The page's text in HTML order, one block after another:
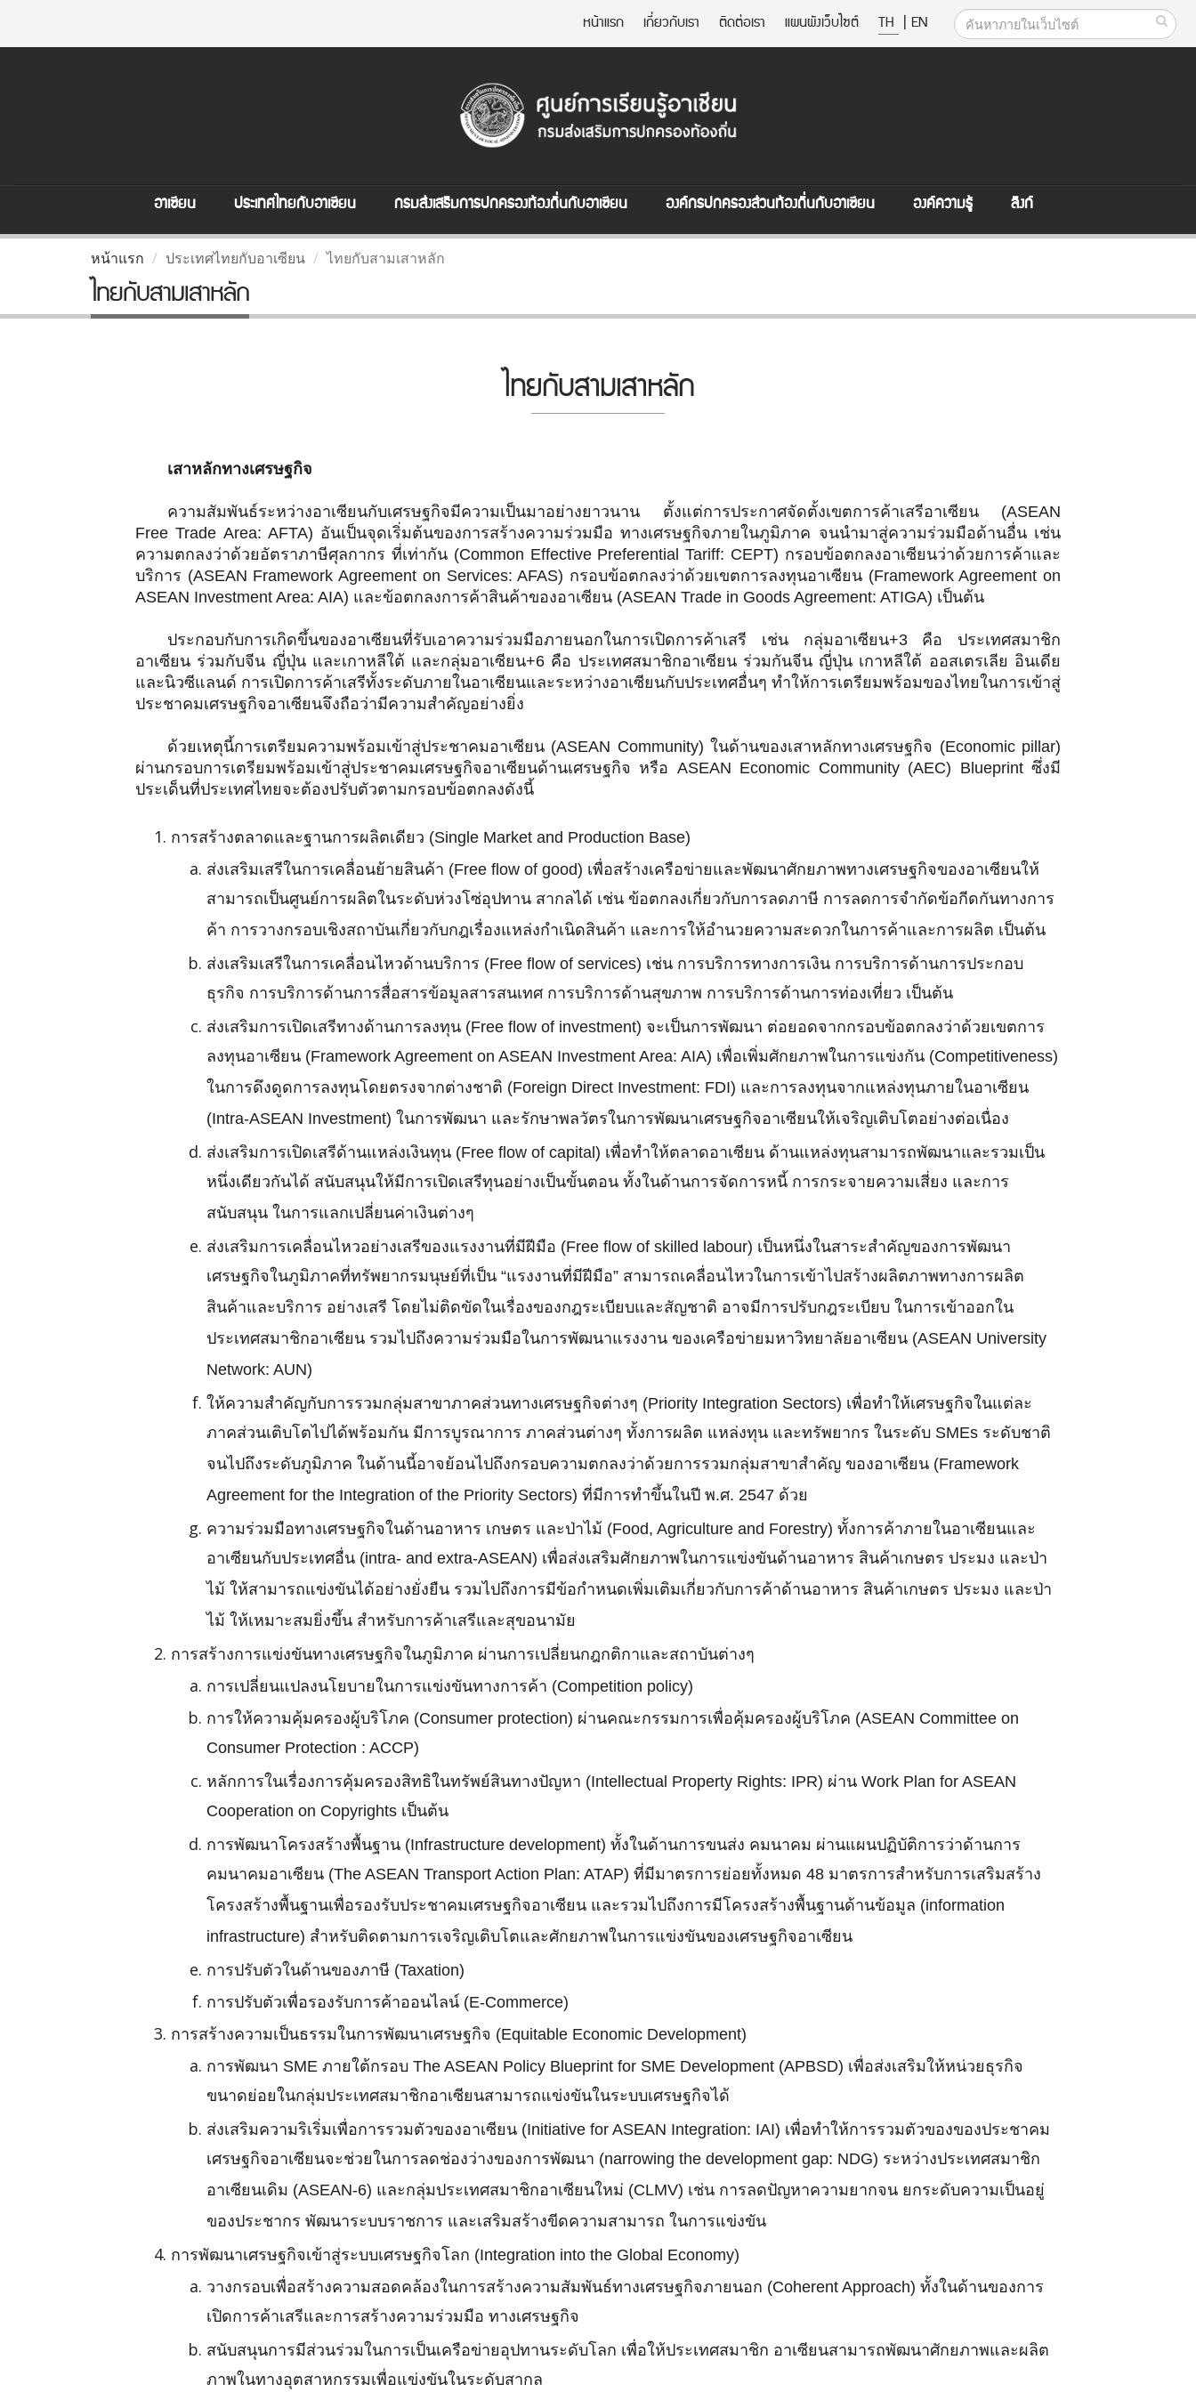
หน้าแรก เกี่ยวกับเรา ติดต่อเรา แผนผังเว็บไซต์ TH | EN
อาเซียน ประเทศไทยกับอาเซียน กรมส่งเสริมการปกครองท้องถิ่นกับอาเซียน องค์กรปกครองส่วนท้องถิ่นกับอาเซียน องค์ความรู้ ลิงก์
หน้าแรก ประเทศไทยกับอาเซียน ไทยกับสามเสาหลัก
ไทยกับสามเสาหลัก
ไทยกับสามเสาหลัก
เสาหลักทางเศรษฐกิจ
ความสัมพันธ์ระหว่างอาเซียนกับเศรษฐกิจมีความเป็นมาอย่างยาวนาน ตั้งแต่การประกาศจัดตั้งเขตการค้าเสรีอาเซียน (ASEAN
Free Trade Area: AFTA) อันเป็นจุดเริ่มต้นของการสร้างความร่วมมือ ทางเศรษฐกิจภายในภูมิภาค จนนำมาสู่ความร่วมมือด้านอื่น เช่น
ความตกลงว่าด้วยอัตราภาษีศุลกากร ที่เท่ากัน (Common Effective Preferential Tariff: CEPT) กรอบข้อตกลงอาเซียนว่าด้วยการค้าและ
บริการ (ASEAN Framework Agreement on Services: AFAS) กรอบข้อตกลงว่าด้วยเขตการลงทุนอาเซียน (Framework Agreement on
ASEAN Investment Area: AIA) และข้อตกลงการค้าสินค้าของอาเซียน (ASEAN Trade in Goods Agreement: ATIGA) เป็นต้น
ประกอบกับการเกิดขึ้นของอาเซียนที่รับเอาความร่วมมือภายนอกในการเปิดการค้าเสรี เช่น กลุ่มอาเซียน+3 คือ ประเทศสมาชิก
อาเซียน ร่วมกับจีน ญี่ปุ่น และเกาหลีใต้ และกลุ่มอาเซียน+6 คือ ประเทศสมาชิกอาเซียน ร่วมกันจีน ญี่ปุ่น เกาหลีใต้ ออสเตรเลีย อินเดีย
และนิวซีแลนด์ การเปิดการค้าเสรีทั้งระดับภายในอาเซียนและระหว่างอาเซียนกับประเทศอื่นๆ ทำให้การเตรียมพร้อมของไทยในการเข้าสู่
ประชาคมเศรษฐกิจอาเซียนจึงถือว่ามีความสำคัญอย่างยิ่ง
ด้วยเหตุนี้การเตรียมความพร้อมเข้าสู่ประชาคมอาเซียน (ASEAN Community) ในด้านของเสาหลักทางเศรษฐกิจ (Economic pillar)
ผ่านกรอบการเตรียมพร้อมเข้าสู่ประชาคมเศรษฐกิจอาเซียนด้านเศรษฐกิจ หรือ ASEAN Economic Community (AEC) Blueprint ซึ่งมี
ประเด็นที่ประเทศไทยจะต้องปรับตัวตามกรอบข้อตกลงดังนี้
การสร้างตลาดและฐานการผลิตเดียว (Single Market and Production Base)
ส่งเสริมเสรีในการเคลื่อนย้ายสินค้า (Free flow of good) เพื่อสร้างเครือข่ายและพัฒนาศักยภาพทางเศรษฐกิจของอาเซียนให้
สามารถเป็นศูนย์การผลิตในระดับห่วงโซ่อุปทาน สากลได้ เช่น ข้อตกลงเกี่ยวกับการลดภาษี การลดการจำกัดข้อกีดกันทางการ
ค้า การวางกรอบเชิงสถาบันเกี่ยวกับกฎเรื่องแหล่งกำเนิดสินค้า และการให้อำนวยความสะดวกในการค้าและการผลิต เป็นต้น
ส่งเสริมเสรีในการเคลื่อนไหวด้านบริการ (Free flow of services) เช่น การบริการทางการเงิน การบริการด้านการประกอบ
ธุรกิจ การบริการด้านการสื่อสารข้อมูลสารสนเทศ การบริการด้านสุขภาพ การบริการด้านการท่องเที่ยว เป็นต้น
ส่งเสริมการเปิดเสรีทางด้านการลงทุน (Free flow of investment) จะเป็นการพัฒนา ต่อยอดจากกรอบข้อตกลงว่าด้วยเขตการ
ลงทุนอาเซียน (Framework Agreement on ASEAN Investment Area: AIA) เพื่อเพิ่มศักยภาพในการแข่งกัน (Competitiveness)
ในการดึงดูดการลงทุนโดยตรงจากต่างชาติ (Foreign Direct Investment: FDI) และการลงทุนจากแหล่งทุนภายในอาเซียน
(Intra-ASEAN Investment) ในการพัฒนา และรักษาพลวัตรในการพัฒนาเศรษฐกิจอาเซียนให้เจริญเติบโตอย่างต่อเนื่อง
ส่งเสริมการเปิดเสรีด้านแหล่งเงินทุน (Free flow of capital) เพื่อทำให้ตลาดอาเซียน ด้านแหล่งทุนสามารถพัฒนาและรวมเป็น
หนึ่งเดียวกันได้ สนับสนุนให้มีการเปิดเสรีทุนอย่างเป็นขั้นตอน ทั้งในด้านการจัดการหนี้ การกระจายความเสี่ยง และการ
สนับสนุน ในการแลกเปลี่ยนค่าเงินต่างๆ
ส่งเสริมการเคลื่อนไหวอย่างเสรีของแรงงานที่มีฝีมือ (Free flow of skilled labour) เป็นหนึ่งในสาระสำคัญของการพัฒนา
เศรษฐกิจในภูมิภาคที่ทรัพยากรมนุษย์ที่เป็น “แรงงานที่มีฝีมือ” สามารถเคลื่อนไหวในการเข้าไปสร้างผลิตภาพทางการผลิต
สินค้าและบริการ อย่างเสรี โดยไม่ติดขัดในเรื่องของกฎระเบียบและสัญชาติ อาจมีการปรับกฎระเบียบ ในการเข้าออกใน
ประเทศสมาชิกอาเซียน รวมไปถึงความร่วมมือในการพัฒนาแรงงาน ของเครือข่ายมหาวิทยาลัยอาเซียน (ASEAN University
Network: AUN)
ให้ความสำคัญกับการรวมกลุ่มสาขาภาคส่วนทางเศรษฐกิจต่างๆ (Priority Integration Sectors) เพื่อทำให้เศรษฐกิจในแต่ละ
ภาคส่วนเติบโตไปได้พร้อมกัน มีการบูรณาการ ภาคส่วนต่างๆ ทั้งการผลิต แหล่งทุน และทรัพยากร ในระดับ SMEs ระดับชาติ
จนไปถึงระดับภูมิภาค ในด้านนี้อาจย้อนไปถึงกรอบความตกลงว่าด้วยการรวมกลุ่มสาขาสำคัญ ของอาเซียน (Framework
Agreement for the Integration of the Priority Sectors) ที่มีการทำขึ้นในปี พ.ศ. 2547 ด้วย
ความร่วมมือทางเศรษฐกิจในด้านอาหาร เกษตร และป่าไม้ (Food, Agriculture and Forestry) ทั้งการค้าภายในอาเซียนและ
อาเซียนกับประเทศอื่น (intra- and extra-ASEAN) เพื่อส่งเสริมศักยภาพในการแข่งขันด้านอาหาร สินค้าเกษตร ประมง และป่า
ไม้ ให้สามารถแข่งขันได้อย่างยั่งยืน รวมไปถึงการมีข้อกำหนดเพิ่มเติมเกี่ยวกับการค้าด้านอาหาร สินค้าเกษตร ประมง และป่า
ไม้ ให้เหมาะสมยิ่งขึ้น สำหรับการค้าเสรีและสุขอนามัย
การสร้างการแข่งขันทางเศรษฐกิจในภูมิภาค ผ่านการเปลี่ยนกฎกติกาและสถาบันต่างๆ
การเปลี่ยนแปลงนโยบายในการแข่งขันทางการค้า (Competition policy)
การให้ความคุ้มครองผู้บริโภค (Consumer protection) ผ่านคณะกรรมการเพื่อคุ้มครองผู้บริโภค (ASEAN Committee on
Consumer Protection : ACCP)
หลักการในเรื่องการคุ้มครองสิทธิในทรัพย์สินทางปัญหา (Intellectual Property Rights: IPR) ผ่าน Work Plan for ASEAN
Cooperation on Copyrights เป็นต้น
การพัฒนาโครงสร้างพื้นฐาน (Infrastructure development) ทั้งในด้านการขนส่ง คมนาคม ผ่านแผนปฏิบัติการว่าด้านการ
คมนาคมอาเซียน (The ASEAN Transport Action Plan: ATAP) ที่มีมาตรการย่อยทั้งหมด 48 มาตรการสำหรับการเสริมสร้าง
โครงสร้างพื้นฐานเพื่อรองรับประชาคมเศรษฐกิจอาเซียน และรวมไปถึงการมีโครงสร้างพื้นฐานด้านข้อมูล (information
infrastructure) สำหรับติดตามการเจริญเติบโตและศักยภาพในการแข่งขันของเศรษฐกิจอาเซียน
การปรับตัวในด้านของภาษี (Taxation)
การปรับตัวเพื่อรองรับการค้าออนไลน์ (E-Commerce)
การสร้างความเป็นธรรมในการพัฒนาเศรษฐกิจ (Equitable Economic Development)
การพัฒนา SME ภายใต้กรอบ The ASEAN Policy Blueprint for SME Development (APBSD) เพื่อส่งเสริมให้หน่วยธุรกิจ
ขนาดย่อยในกลุ่มประเทศสมาชิกอาเซียนสามารถแข่งขันในระบบเศรษฐกิจได้
ส่งเสริมความริเริ่มเพื่อการรวมตัวของอาเซียน (Initiative for ASEAN Integration: IAI) เพื่อทำให้การรวมตัวของของประชาคม
เศรษฐกิจอาเซียนจะช่วยในการลดช่องว่างของการพัฒนา (narrowing the development gap: NDG) ระหว่างประเทศสมาชิก
อาเซียนเดิม (ASEAN-6) และกลุ่มประเทศสมาชิกอาเซียนใหม่ (CLMV) เช่น การลดปัญหาความยากจน ยกระดับความเป็นอยู่
ของประชากร พัฒนาระบบราชการ และเสริมสร้างขีดความสามารถ ในการแข่งขัน
การพัฒนาเศรษฐกิจเข้าสู่ระบบเศรษฐกิจโลก (Integration into the Global Economy)
วางกรอบเพื่อสร้างความสอดคล้องในการสร้างความสัมพันธ์ทางเศรษฐกิจภายนอก (Coherent Approach) ทั้งในด้านของการ
เปิดการค้าเสรีและการสร้างความร่วมมือ ทางเศรษฐกิจ
สนับสนุนการมีส่วนร่วมในการเป็นเครือข่ายอุปทานระดับโลก เพื่อให้ประเทศสมาชิก อาเซียนสามารถพัฒนาศักยภาพและผลิต
ภาพในทางอุตสาหกรรมเพื่อแข่งขันในระดับสากล